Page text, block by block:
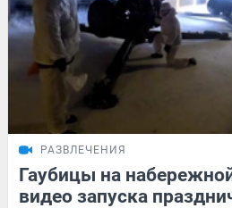
РАЗВЛЕЧЕНИЯ
Гаубицы на
видео запуска